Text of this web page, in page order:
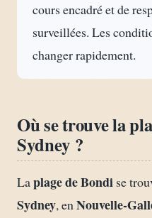
cours encadré et de
surveillées. Les
changer rapidement.
Où se trouve la
Sydney ?
Laplage de Bondi se
Sydney, enNouvelle-